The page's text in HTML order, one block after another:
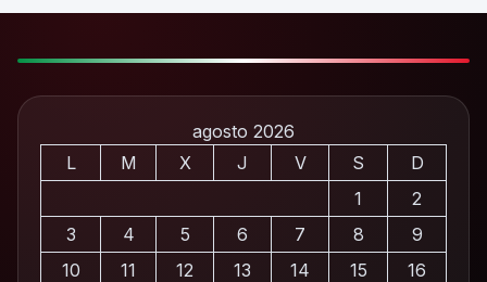
agosto 2026
L
M X J V S
D
1
2
3
4 5 6 7 8
9
10
11 12 13 14 15
16